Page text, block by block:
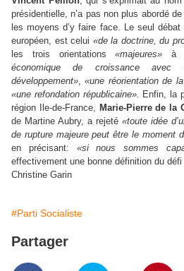
présidentielle, n’a pas non plus abordé
les moyens d’y faire face. Le seul
européen, est celui «de la doctrine, du
les trois orientations«majeures» à
économique de croissance
développement»,«une réorientation de
«une refondation républicaine». Enfin, la
région Ile-de-France, Marie-Pierre de la
de Martine Aubry, a rejeté «toute idée
de rupture majeure peut être le moment
en précisant: «si nous sommes
effectivement une bonne définition du
Christine Garin
#Parti Socialiste
Partager